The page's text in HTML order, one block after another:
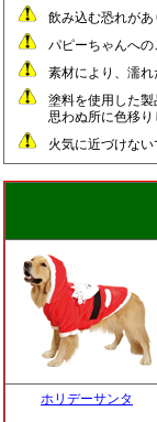
飲み込む恐れが
パピーちゃんへ
素材により、濡
塗料を使用した
思わぬ所に色移
火気に近づけな
ホリデーサンタ